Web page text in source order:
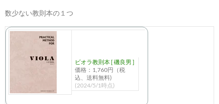
数少ない教則本の１つ
ビオラ教則本 [ 磯良男 ]
価格：1,760円（税
込、送料無料)
(2024/5/1時点)